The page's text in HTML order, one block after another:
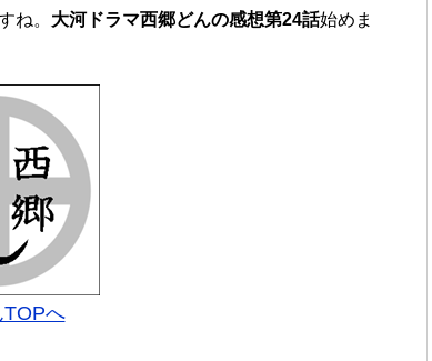
ね。 大河ドラマ西郷どんの感想第24話始めま
へ